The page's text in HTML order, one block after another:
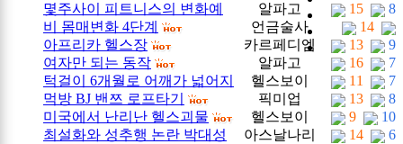
몇주사이 피트니스의 변화예
측
알파고 15
8
비 몸매변화 4단계
언금술사
14
11
아프리카 헬스장 카르페디엠 13
9
여자만 되는 동작
알파고 16
7
턱걸이 6개월로 어깨가 넓어지
는 과정
헬스보이 11
7
먹방 BJ 밴쯔 로프타기
픽미업 13
8
미국에서 난리난 헬스괴물
헬스보이 9
10
최설화와 성추행 논란 박대성
아스날나리 14
6